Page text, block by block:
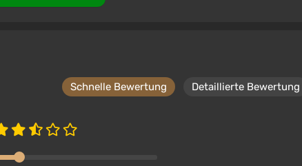
Schnelle Bewertung Detaillierte Bewertung